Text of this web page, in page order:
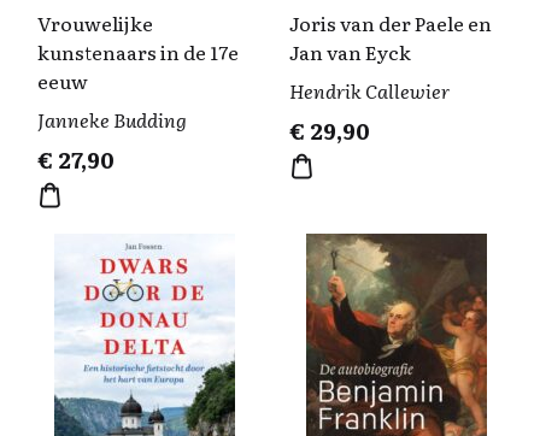
Vrouwelijke
kunstenaars in de 17e
eeuw
Janneke Budding
€ 27,90
Joris van der Paele en
Jan van Eyck
Hendrik Callewier
€ 29,90